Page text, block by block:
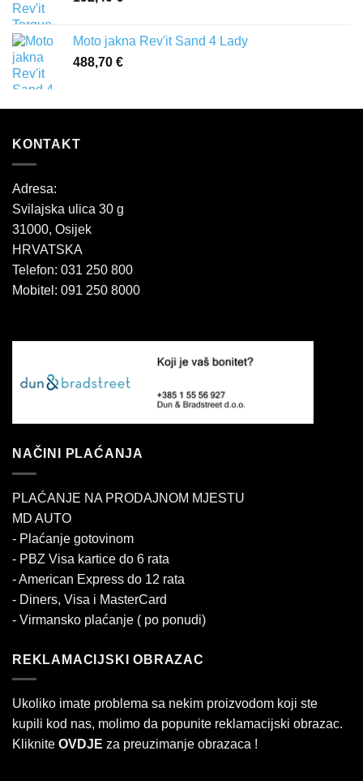
Moto jakna Rev'it Sand 4 Lady
488,70 €
KONTAKT
Adresa:
Svilajska ulica 30 g
31000, Osijek
HRVATSKA
Telefon: 031 250 800
Mobitel: 091 250 8000
NAČINI PLAĆANJA
PLAĆANJE NA PRODAJNOM MJESTU
MD AUTO
- Plaćanje gotovinom
- PBZ Visa kartice do 6 rata
- American Express do 12 rata
- Diners, Visa i MasterCard
- Virmansko plaćanje ( po ponudi)
REKLAMACIJSKI OBRAZAC
Ukoliko imate problema sa nekim proizvodom koji ste
kupili kod nas, molimo da popunite reklamacijski obrazac.
Kliknite OVDJE za preuzimanje obrazaca !